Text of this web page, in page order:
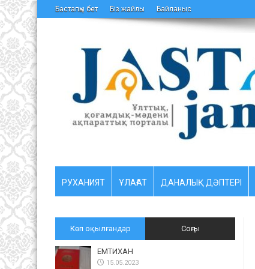
Бастапқы бет Біз жайлы Байланыс
РУХАНИЯТ ҰЛАҒАТ ДАНАЛЫҚ ДӘПТЕРІ
Көп оқылғандар Соңғы
ЕМТИХАН
15.05.2023